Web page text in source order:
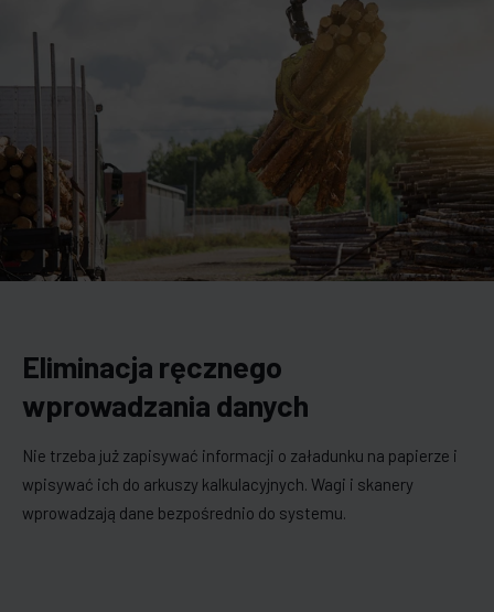
Eliminacja ręcznego
wprowadzania danych
Nie trzeba już zapisywać informacji o załadunku na papierze i
wpisywać ich do arkuszy kalkulacyjnych. Wagi i skanery
wprowadzają dane bezpośrednio do systemu.